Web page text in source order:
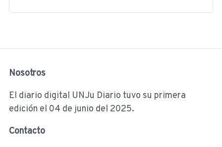
Nosotros
El diario digital UNJu Diario tuvo su primera
edición el 04 de junio del 2025.
Contacto